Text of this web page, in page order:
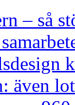
– så
även